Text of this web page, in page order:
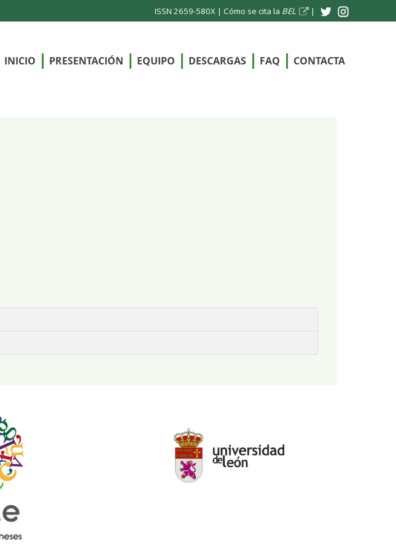
ISSN 2659-580X | Cómo se cita la BEL |
INICIO PRESENTACIÓN EQUIPO DESCARGAS FAQ CONTACTA